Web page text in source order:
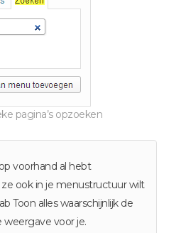
pagina’s opzoeken
voorhand al hebt
ook in je menustructuur wilt
Toon alles waarschijnlijk de
voor je.